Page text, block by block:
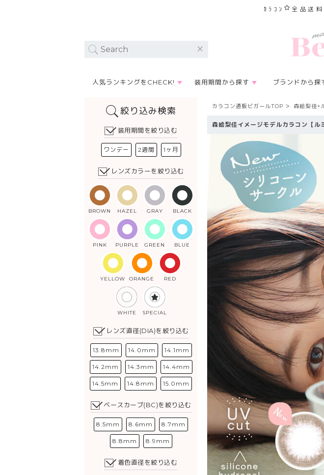
ｶﾗｺﾝ 全品送
人気ランキングをCHECK! 装用期間から探す ブランドから探
絞り込み検索
装用期間を絞り込む
ワンデー 2週間 1ヶ月
レンズカラーを絞り込む
BROWN HAZEL GRAY BLACK
PINK PURPLE GREEN BLUE
YELLOW ORANGE RED
WHITE SPECIAL
レンズ直径(DIA)を絞り込む
13.8mm 14.0mm 14.1mm
14.2mm 14.3mm 14.4mm
14.5mm 14.8mm 15.0mm
ベースカーブ(BC)を絞り込む
8.5mm 8.6mm 8.7mm
8.8mm 8.9mm
着色直径を絞り込む
カラコン通販ビガールTOP 森絵梨佳×
森絵梨佳イメージモデルカラコン【